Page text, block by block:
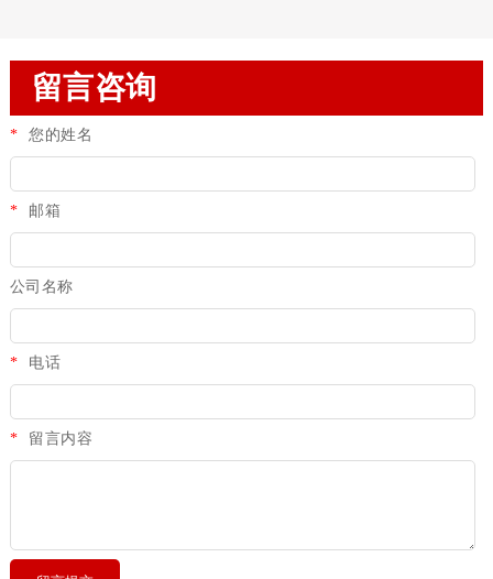
留言咨询
* 您的姓名
* 邮箱
公司名称
* 电话
* 留言内容